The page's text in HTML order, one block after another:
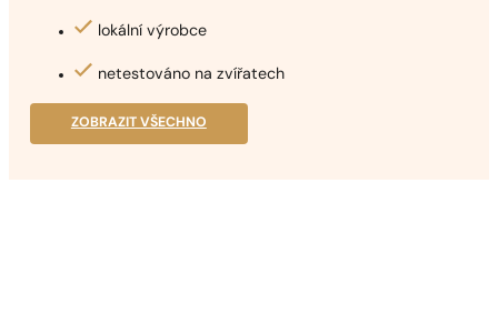
lokální výrobce
netestováno na zvířatech
ZOBRAZIT VŠECHNO